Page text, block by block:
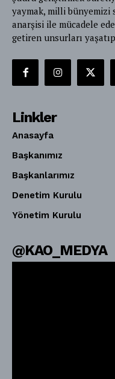
yaymak, milli bünyemizi
anarşisi ile mücadele
getiren unsurları
Linkler
Anasayfa
Başkanımız
Başkanlarımız
Denetim Kurulu
Yönetim Kurulu
@KAO_MEDYA